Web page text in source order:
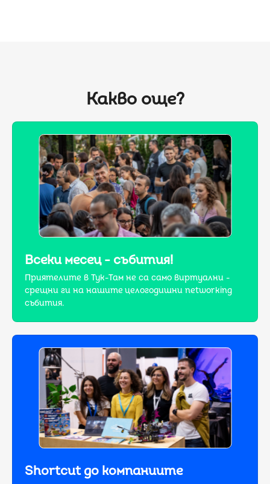
Какво още?
Всеки месец - събития!
Приятелите в Тук-Там не са само виртуални -
срещни ги на нашите целогодишни networking
събития.
Shortcut до компаниите